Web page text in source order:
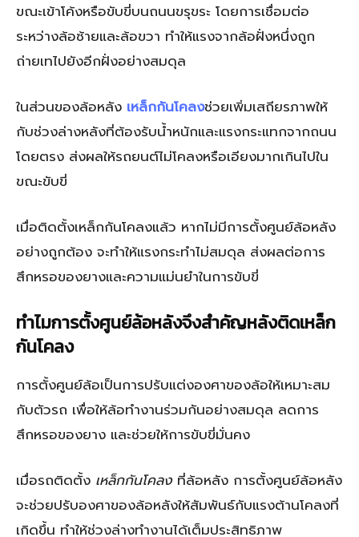
ขณะเข้าโค้งหรือขับขี่บนถนนขรุขระ โดยการเชื่อมต่อ
ระหว่างล้อซ้ายและล้อขวา ทำให้แรงจากล้อฝั่งหนึ่งถูก
ถ่ายเทไปยังอีกฝั่งอย่างสมดุล
ในส่วนของล้อหลัง เหล็กกันโคลงช่วยเพิ่มเสถียรภาพให้
กับช่วงล่างหลังที่ต้องรับน้ำหนักและแรงกระแทกจากถนน
โดยตรง ส่งผลให้รถยนต์ไม่โคลงหรือเอียงมากเกินไปใน
ขณะขับขี่
เมื่อติดตั้งเหล็กกันโคลงแล้ว หากไม่มีการตั้งศูนย์ล้อหลัง
อย่างถูกต้อง จะทำให้แรงกระทำไม่สมดุล ส่งผลต่อการ
สึกหรอของยางและความแม่นยำในการขับขี่
ทำไมการตั้งศูนย์ล้อหลังจึงสำคัญหลังติดเหล็ก
กันโคลง
การตั้งศูนย์ล้อเป็นการปรับแต่งองศาของล้อให้เหมาะสม
กับตัวรถ เพื่อให้ล้อทำงานร่วมกันอย่างสมดุล ลดการ
สึกหรอของยาง และช่วยให้การขับขี่มั่นคง
เมื่อรถติดตั้ง เหล็กกันโคลงที่ล้อหลัง การตั้งศูนย์ล้อหลัง
จะช่วยปรับองศาของล้อหลังให้สัมพันธ์กับแรงต้านโคลงที่
เกิดขึ้น ทำให้ช่วงล่างทำงานได้เต็มประสิทธิภาพ